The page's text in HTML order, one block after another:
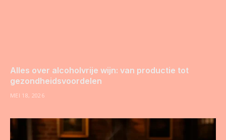
Alles over alcoholvrije wijn: van productie tot
gezondheidsvoordelen
MEI 18, 2026